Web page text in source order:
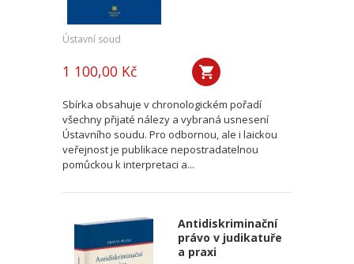
Ústavní soud
1 100,00 Kč
Sbírka obsahuje v chronologickém pořadí
všechny přijaté nálezy a vybraná usnesení
Ústavního soudu. Pro odbornou, ale i laickou
veřejnost je publikace nepostradatelnou
pomůckou k interpretaci a...
Antidiskriminační
právo v judikatuře
a praxi